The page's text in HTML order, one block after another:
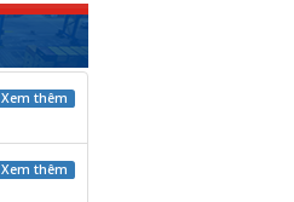
Xem thêm
Xem thêm